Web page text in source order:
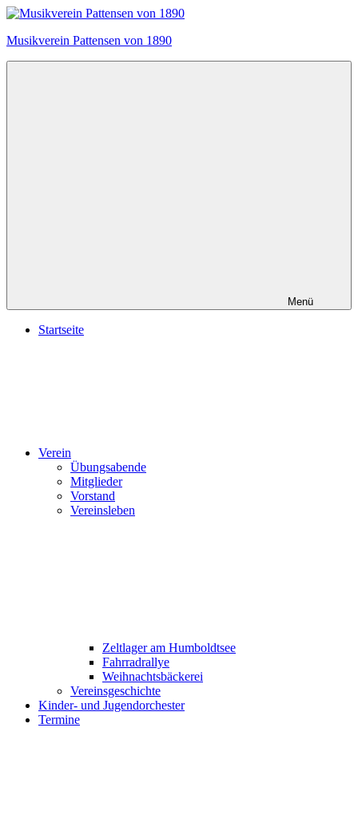
Zum
springen
Musikverein Pattensen von 1890
Menü
Startseite
Verein
Übungsabende
Mitglieder
Vorstand
Vereinsleben
Zeltlager am Humboldtsee
Fahrradrallye
Weihnachtsbäckerei
Vereinsgeschichte
Kinder- und Jugendorchester
Termine